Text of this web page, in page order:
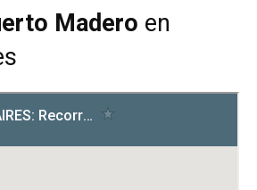
Madero en